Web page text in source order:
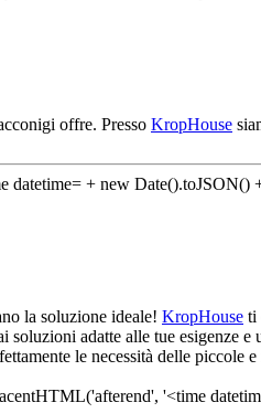
offre. Presso KropHouse
la soluzione ideale! KropHouse ti
soluzioni adatte alle tue esigenze e
le necessità delle piccole